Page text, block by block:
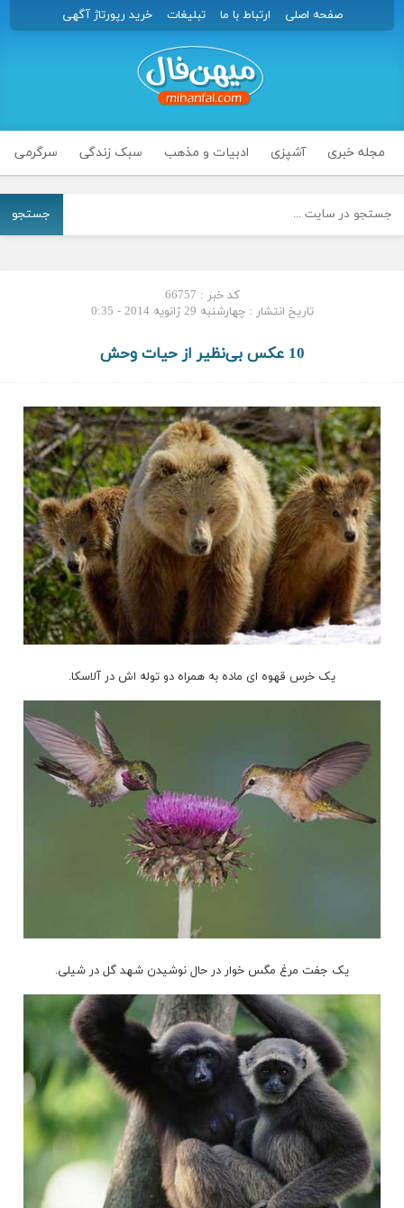
صفحه اصلی ارتباط با ما تبلیغات خرید رپورتاژ آگهی
مجله خبری آشپزی ادبیات و مذهب سبک زندگی سرگرمی
جستجو
کد خبر : 66757
تاریخ انتشار : چهارشنبه 29 ژانویه 2014 - 0:35
10 عکس بی‌نظیر از حیات وحش
یک خرس قهوه ای ماده به همراه دو توله اش در آلاسکا.
یک جفت مرغ مگس خوار در حال نوشیدن شهد گل در شیلی.